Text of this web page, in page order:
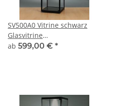
SV500A0 Vitrine schwarz
Glasvitrine
Ausstellungsvitrine
ab 599,00 € *